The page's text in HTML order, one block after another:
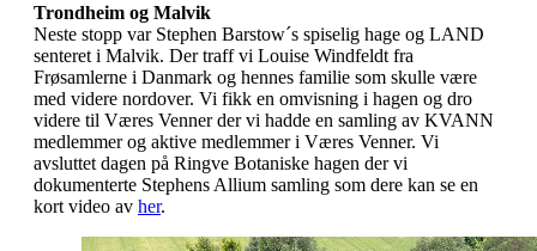
Trondheim og Malvik
Neste stopp var Stephen Barstow´s spiselig hage og LAND
senteret i Malvik. Der traff vi Louise Windfeldt fra
Frøsamlerne i Danmark og hennes familie som skulle være
med videre nordover. Vi fikk en omvisning i hagen og dro
videre til Væres Venner der vi hadde en samling av KVANN
medlemmer og aktive medlemmer i Væres Venner. Vi
avsluttet dagen på Ringve Botaniske hagen der vi
dokumenterte Stephens Allium samling som dere kan se en
kort video av her.